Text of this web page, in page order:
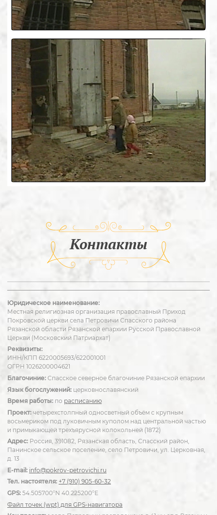
Контакты
Юридическое наименование:
Местная религиозная организация православный Приход
Покровской церкви села Петровичи Спасского района
Рязанской области Рязанской епархии Русской Православной
Церкви (Московский Патриархат)
Реквизиты:
ИНН/КПП 6220005693/622001001
ОГРН 1026200004621
Благочиние: Спасское северное благочиние Рязанской епархии
Язык богослужений: церковнославянский
Время работы: по расписанию
Проект: четырехстолпный односветный объём с крупным
восьмериком под луковичным куполом над центральной частью
и примыкающей трехъярусной колокольней (1872)
Адрес: Россия, 391082, Рязанская область, Спасский район,
Панинское сельское поселение, село Петровичи, ул. Церковная,
д. 13
E-mail: info@pokrov-petrovichi.ru
Тел. настоятеля: +7 (910) 905-60-32
GPS: 54.505700°N 40.225200°E
Файл точек (wpt) для GPS-навигатора